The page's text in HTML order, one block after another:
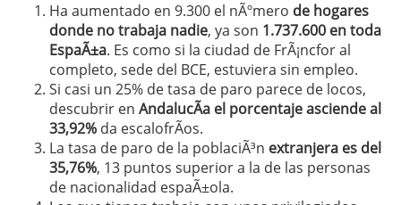
Ha aumentado en 9.300 el nÃºmero de hogares
donde no trabaja nadie, ya son 1.737.600 en toda
EspaÃ±a. Es como si la ciudad de FrÃ¡ncfor al
completo, sede del BCE, estuviera sin empleo.
Si casi un 25% de tasa de paro parece de locos,
descubrir en AndalucÃ­a el porcentaje asciende al
33,92% da escalofrÃ­os.
La tasa de paro de la poblaciÃ³n extranjera es del
35,76%, 13 puntos superior a la de las personas
de nacionalidad espaÃ±ola.